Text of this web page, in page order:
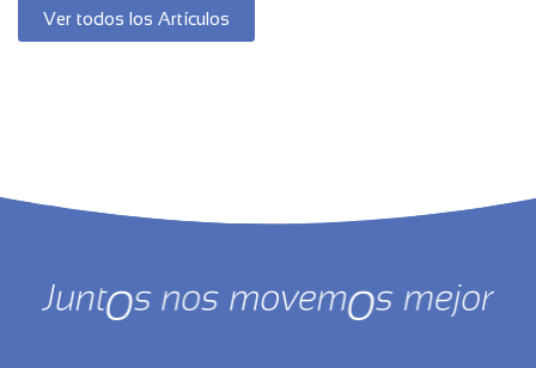
Ver todos los Artículos